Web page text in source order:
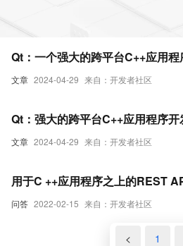
文章 2024-04-29 来自：开发者社区
Qt：一个强大的跨平台C++应用
文章 2024-04-29 来自：开发者社区
Qt：强大的跨平台C++应用程序开
问答 2022-02-15 来自：开发者社区
用于C ++应用程序之上的REST
< 1